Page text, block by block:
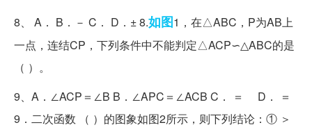
8、 A． B．－ C． D．± 8.如图1，在△ABC，P为AB上
一点，连结CP，下列条件中不能判定△ACP∽△ABC的是
（ ）。
9、A．∠ACP＝∠B B．∠APC＝∠ACB C． ＝ D． ＝
9．二次函数 （ ）的图象如图2所示，则下列结论：① ＞